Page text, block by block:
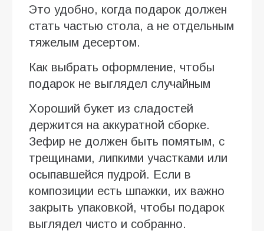
Это удобно, когда подарок должен
стать частью стола, а не отдельным
тяжелым десертом.
Как выбрать оформление, чтобы
подарок не выглядел случайным
Хороший букет из сладостей
держится на аккуратной сборке.
Зефир не должен быть помятым, с
трещинами, липкими участками или
осыпавшейся пудрой. Если в
композиции есть шпажки, их важно
закрыть упаковкой, чтобы подарок
выглядел чисто и собранно.